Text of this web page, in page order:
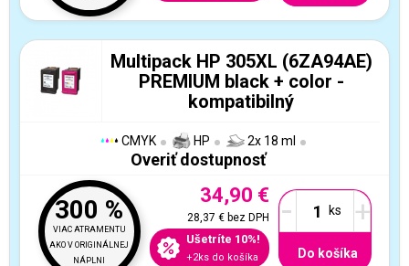
Multipack HP 305XL (6ZA94AE)
PREMIUM black + color -
kompatibilný
CMYK HP 2x 18 ml
Overiť dostupnosť
300 %
VIAC ATRAMENTU
AKO V ORIGINÁLNEJ
NÁPLNI
34,90 €
28,37 €bez DPH
Ušetríte 10%!
+2ks do košíka
- +
Do košíka